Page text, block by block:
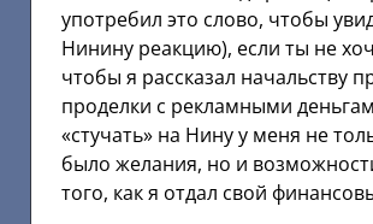
употребил это слово, чтобы
Нинину реакцию), если ты не
чтобы я рассказал начальству
проделки с рекламными
«стучать» на Нину у меня не
было желания, но и
того, как я отдал свой